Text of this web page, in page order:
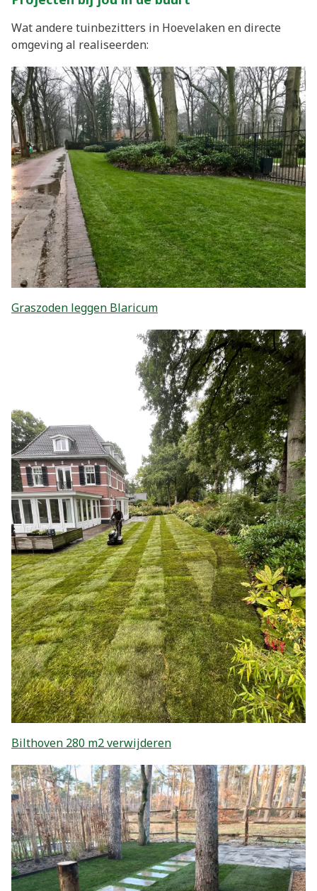
Wat andere tuinbezitters in Hoevelaken en directe
omgeving al realiseerden:
Graszoden leggen Blaricum
Bilthoven 280 m2 verwijderen